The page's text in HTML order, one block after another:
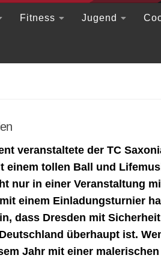
Fitness Jugend
veranstaltete der TC
einem tollen Ball und
nur in einer Veranstaltung
einem Einladungsturnier
dass Dresden mit Sicherheit
überhaupt ist.
Jahr mit einer malerischen